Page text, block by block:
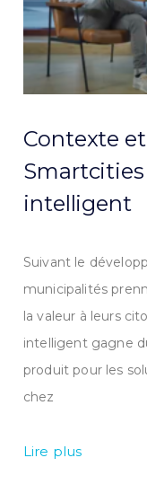
Contexte
Smartcities
intelligent
Suivant le
municipalités
la valeur à leurs
intelligent gagne
produit pour les
chez
Lire plus